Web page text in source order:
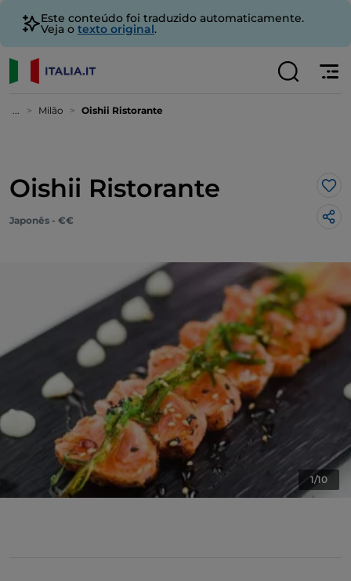
Este conteúdo foi traduzido automaticamente.
Veja o texto original.
... Milão Oishii Ristorante
Oishii Ristorante
Japonês - €€
1/10